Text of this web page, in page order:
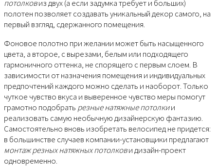
потолковиз двух (а если задумка требует и больших)
полотен позволяет создавать уникальный декор самого, на
первый взгляд, сдержанного помещения.
Фоновое полотно при желании может быть насыщенного
цвета, а второе, с вырезами, белым или подходящего
гармоничного оттенка, не спорящего с первым слоем. В
зависимости от назначения помещения и индивидуальных
предпочтений каждого можно сделать и наоборот. Только
чуткое чувство вкуса и выверенное чувство меры помогут
грамотно подобрать резные натяжные потолкии
реализовать самую необычную дизайнерскую фантазию.
Самостоятельно вновь изобретать велосипед не придется:
в большинстве случаев компании-установщики предлагают
монтаж резных натяжных потолкови дизайн-проект
одновременно.